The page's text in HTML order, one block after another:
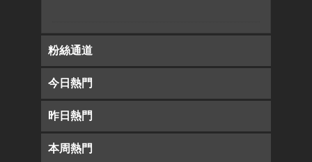
粉絲通道
今日熱門
昨日熱門
本周熱門